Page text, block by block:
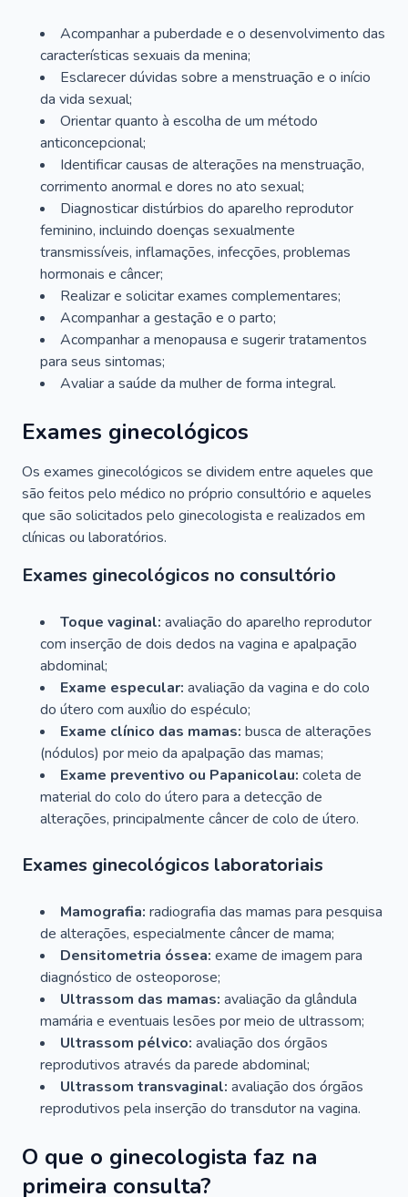
Acompanhar a puberdade e o desenvolvimento das
características sexuais da menina;
Esclarecer dúvidas sobre a menstruação e o início
da vida sexual;
Orientar quanto à escolha de um método
anticoncepcional;
Identificar causas de alterações na menstruação,
corrimento anormal e dores no ato sexual;
Diagnosticar distúrbios do aparelho reprodutor
feminino, incluindo doenças sexualmente
transmissíveis, inflamações, infecções, problemas
hormonais e câncer;
Realizar e solicitar exames complementares;
Acompanhar a gestação e o parto;
Acompanhar a menopausa e sugerir tratamentos
para seus sintomas;
Avaliar a saúde da mulher de forma integral.
Exames ginecológicos
Os exames ginecológicos se dividem entre aqueles que
são feitos pelo médico no próprio consultório e aqueles
que são solicitados pelo ginecologista e realizados em
clínicas ou laboratórios.
Exames ginecológicos no consultório
Toque vaginal: avaliação do aparelho reprodutor
com inserção de dois dedos na vagina e apalpação
abdominal;
Exame especular: avaliação da vagina e do colo
do útero com auxílio do espéculo;
Exame clínico das mamas: busca de alterações
(nódulos) por meio da apalpação das mamas;
Exame preventivo ou Papanicolau: coleta de
material do colo do útero para a detecção de
alterações, principalmente câncer de colo de útero.
Exames ginecológicos laboratoriais
Mamografia: radiografia das mamas para pesquisa
de alterações, especialmente câncer de mama;
Densitometria óssea: exame de imagem para
diagnóstico de osteoporose;
Ultrassom das mamas: avaliação da glândula
mamária e eventuais lesões por meio de ultrassom;
Ultrassom pélvico: avaliação dos órgãos
reprodutivos através da parede abdominal;
Ultrassom transvaginal: avaliação dos órgãos
reprodutivos pela inserção do transdutor na vagina.
O que o ginecologista faz na
primeira consulta?